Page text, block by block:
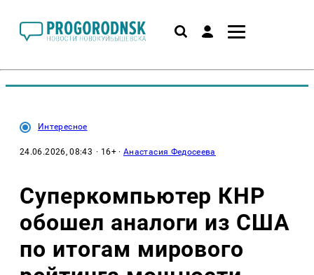
Интересное
24.06.2026, 08:43 · 16+ ·Анастасия Федосеева
Суперкомпьютер КНР
обошел аналоги из США
по итогам мирового